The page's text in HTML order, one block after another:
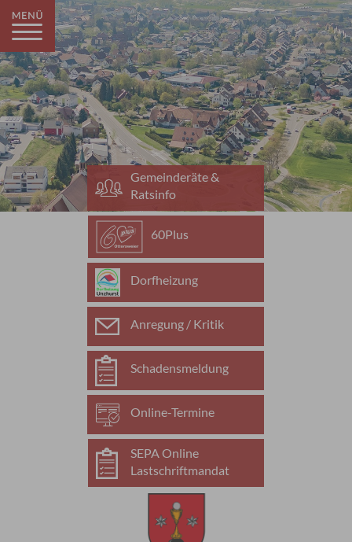
Gemeinderäte &
Ratsinfo
60Plus
Dorfheizung
Anregung / Kritik
Schadensmeldung
Online-Termine
SEPA Online
Lastschriftmandat